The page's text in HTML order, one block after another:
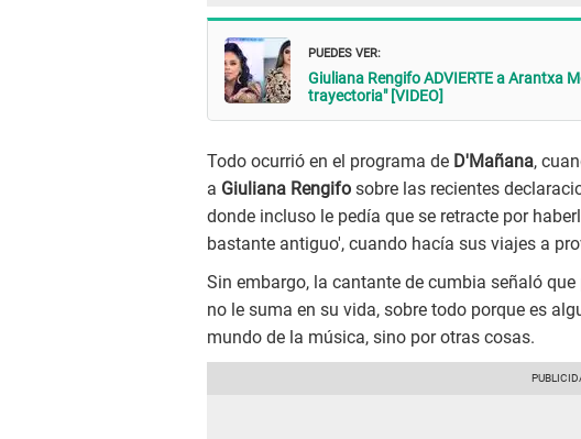
PUEDES VER:
Giuliana Rengifo ADVIERTE a Arantxa
trayectoria" [VIDEO]
Todo ocurrió en el programa de D'Mañana,
a Giuliana Rengifo sobre las recientes
donde incluso le pedía que se retracte por
bastante antiguo', cuando hacía sus viajes a
Sin embargo, la cantante de cumbia señaló
no le suma en su vida, sobre todo porque es
mundo de la música, sino por otras cosas.